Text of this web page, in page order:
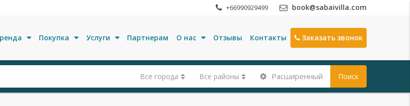
+66990929499 book@sabaivilla.com
Покупка Услуги Партнерам О нас Отзывы Контакты Заказать звонок
Все города Все районы Расширенный Поиск